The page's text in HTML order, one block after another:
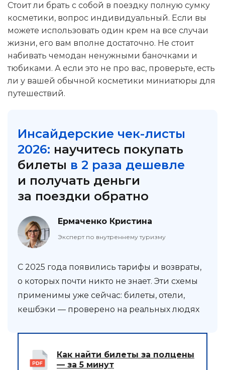
Стоит ли брать с собой в поездку полную сумку
косметики, вопрос индивидуальный. Если вы
можете использовать один крем на все случаи
жизни, его вам вполне достаточно. Не стоит
набивать чемодан ненужными баночками и
тюбиками. А если это не про вас, проверьте, есть
ли у вашей обычной косметики миниатюры для
путешествий.
Инсайдерские чек-листы
2026: научитесь покупать
билеты в 2 раза дешевле
и получать деньги
за поездки обратно
Ермаченко Кристина
Эксперт по внутреннему туризму
С 2025 года появились тарифы и возвраты,
о которых почти никто не знает. Эти схемы
применимы уже сейчас: билеты, отели,
кешбэки — проверено на реальных людях
Как найти билеты за полцены
— за 5 минут